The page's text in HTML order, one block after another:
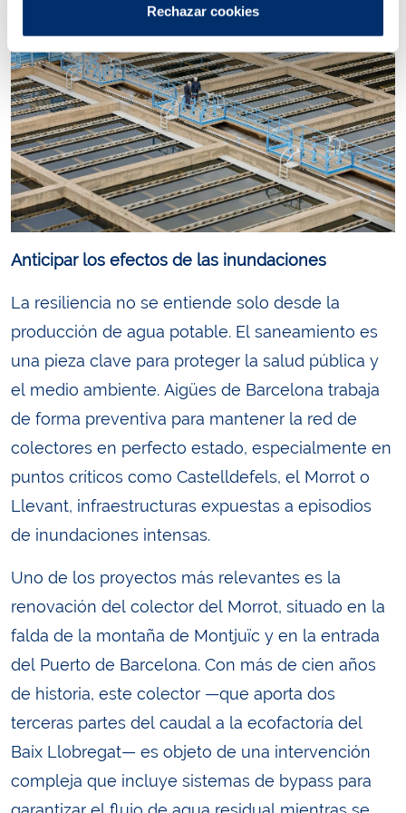
Rechazar cookies
Anticipar los efectos de las inundaciones
La resiliencia no se entiende solo desde la
producción de agua potable. El saneamiento es
una pieza clave para proteger la salud pública y
el medio ambiente. Aigües de Barcelona trabaja
de forma preventiva para mantener la red de
colectores en perfecto estado, especialmente en
puntos críticos como Castelldefels, el Morrot o
Llevant, infraestructuras expuestas a episodios
de inundaciones intensas.
Uno de los proyectos más relevantes es la
renovación del colector del Morrot, situado en la
falda de la montaña de Montjuïc y en la entrada
del Puerto de Barcelona. Con más de cien años
de historia, este colector —que aporta dos
terceras partes del caudal a la ecofactoría del
Baix Llobregat— es objeto de una intervención
compleja que incluye sistemas de bypass para